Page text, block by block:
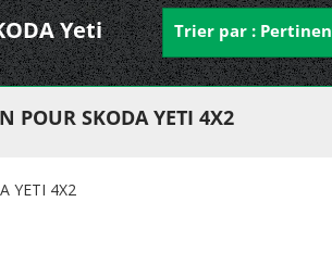
Yeti
Trier par :
POUR SKODA YETI 4X2
YETI 4X2